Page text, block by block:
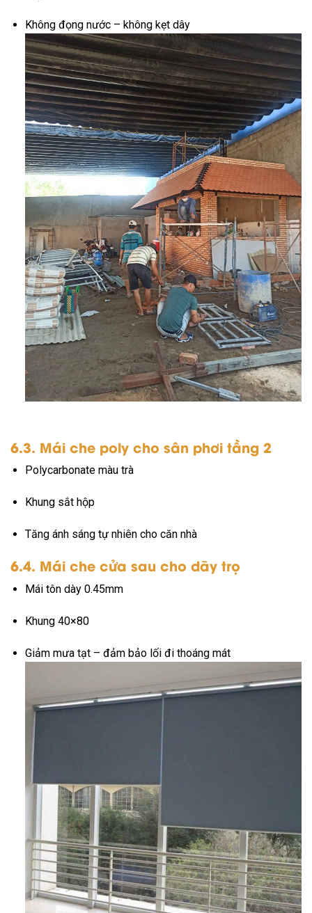
Không đọng nước – không kẹt dây
6.3. Mái che poly cho sân phơi tầng 2
Polycarbonate màu trà
Khung sắt hộp
Tăng ánh sáng tự nhiên cho căn nhà
6.4. Mái che cửa sau cho dãy trọ
Mái tôn dày 0.45mm
Khung 40×80
Giảm mưa tạt – đảm bảo lối đi thoáng mát